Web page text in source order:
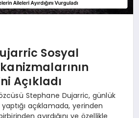
Sosyal
Açıkladı
Stephane Dujarric, günlük
açıklamada, yerinden
ayırdığını ve özellikle